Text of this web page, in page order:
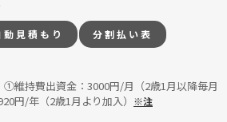
見積もり 分割払い表
①維持費出資金：3000円/月（2歳1月以降毎月
円/年（2歳1月より加入） ※注